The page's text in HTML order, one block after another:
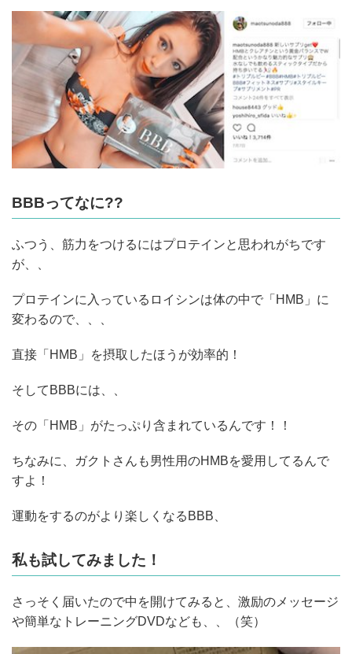
BBBってなに??
ふつう、筋力をつけるにはプロテインと思われがちです
が、、
プロテインに入っているロイシンは体の中で「HMB」に
変わるので、、、
直接「HMB」を摂取したほうが効率的！
そしてBBBには、、
その「HMB」がたっぷり含まれているんです！！
ちなみに、ガクトさんも男性用のHMBを愛用してるんで
すよ！
運動をするのがより楽しくなるBBB、
私も試してみました！
さっそく届いたので中を開けてみると、激励のメッセージ
や簡単なトレーニングDVDなども、、（笑）